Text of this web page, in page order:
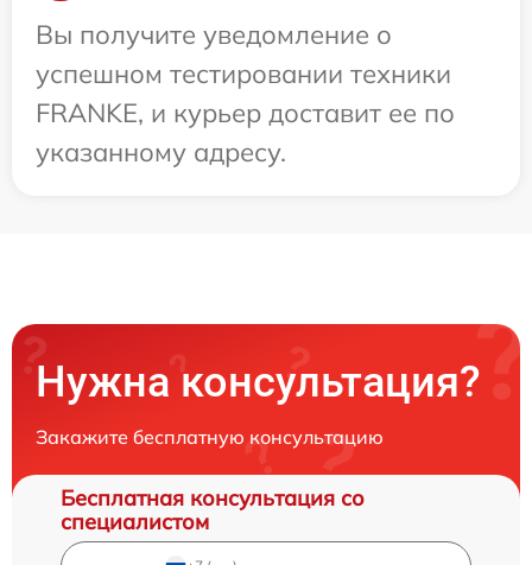
Вы получите уведомление о
успешном тестировании техники
FRANKE, и курьер доставит ее по
указанному адресу.
Нужна консультация?
Закажите бесплатную консультацию
Бесплатная консультация со
специалистом